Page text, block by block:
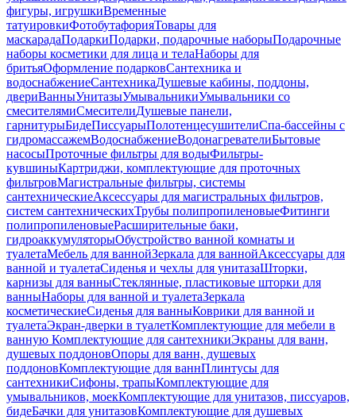
фигуры, игрушкиВременные
татуировкиФотобутафорияТовары для
маскарадаПодаркиПодарки, подарочные наборыПодарочные
наборы косметики для лица и телаНаборы для
бритьяОформление подарковСантехника и
водоснабжениеСантехникаДушевые кабины, поддоны,
двериВанныУнитазыУмывальникиУмывальники со
смесителямиСмесителиДушевые панели,
гарнитурыБидеПиссуарыПолотенцесушителиСпа-бассейны с
гидромассажемВодоснабжениеВодонагревателиБытовые
насосыПроточные фильтры для водыФильтры-
кувшиныКартриджи, комплектующие для проточных
фильтровМагистральные фильтры, системы
сантехническиеАксессуары для магистральных фильтров,
систем сантехническихТрубы полипропиленовыеФитинги
полипропиленовыеРасширительные баки,
гидроаккумуляторыОбустройство ванной комнаты и
туалетаМебель для ваннойЗеркала для ваннойАксессуары для
ванной и туалетаСиденья и чехлы для унитазаШторки,
карнизы для ванныСтеклянные, пластиковые шторки для
ванныНаборы для ванной и туалетаЗеркала
косметическиеСиденья для ванныКоврики для ванной и
туалетаЭкран-дверки в туалетКомплектующие для мебели в
ванную Комплектующие для сантехникиЭкраны для ванн,
душевых поддоновОпоры для ванн, душевых
поддоновКомплектующие для ваннПлинтусы для
сантехникиСифоны, трапыКомплектующие для
умывальников, моекКомплектующие для унитазов, писсуаров,
бидеБачки для унитазовКомплектующие для душевых